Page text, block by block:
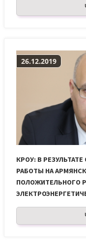
26.12.2019
КРОУ: В
РАБОТЫ НА
ПОЛОЖИТЕЛЬНОГО